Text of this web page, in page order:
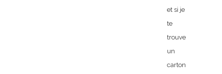
et si je
te
trouve
un
carton